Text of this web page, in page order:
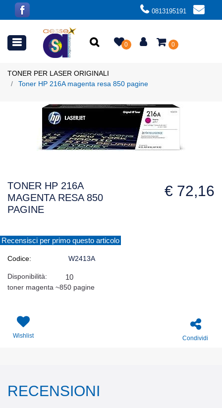
0813195191
Open menu 0 0
TONER PER LASER ORIGINALI
Toner HP 216A magenta resa 850 pagine
TONER HP 216A
MAGENTA RESA 850
PAGINE
€ 72,16
Recensisci per primo questo articolo
Codice: W2413A
Disponibilità: 10
toner magenta ~850 pagine
Wishlist Condividi
RECENSIONI